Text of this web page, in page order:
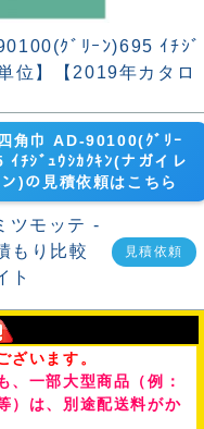
角巾 AD-90100(ｸﾞﾘｰ
ｲﾁｼﾞｭｳｼｶｸｷﾝ(ナガイレ
)の見積依頼はこちら
見積依頼
います。
、一部大型商品（例：
）は、別途配送料がか